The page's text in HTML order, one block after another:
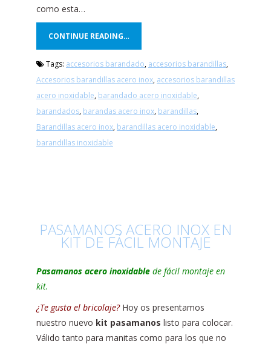
como esta…
CONTINUE READING…
Tags: accesorios barandado, accesorios barandillas,
Accesorios barandillas acero inox, accesorios barandillas
acero inoxidable, barandado acero inoxidable,
barandados, barandas acero inox, barandillas,
Barandillas acero inox, barandillas acero inoxidable,
barandillas inoxidable
PASAMANOS ACERO INOX EN
KIT DE FÁCIL MONTAJE
Pasamanos acero inoxidable de fácil montaje en
kit.
¿Te gusta el bricolaje?Hoy os presentamos
nuestro nuevo kit pasamanos listo para colocar.
Válido tanto para manitas como para los que no